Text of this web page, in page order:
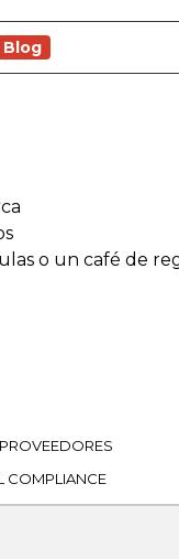
Blog
o un café de
PROVEEDORES
COMPLIANCE